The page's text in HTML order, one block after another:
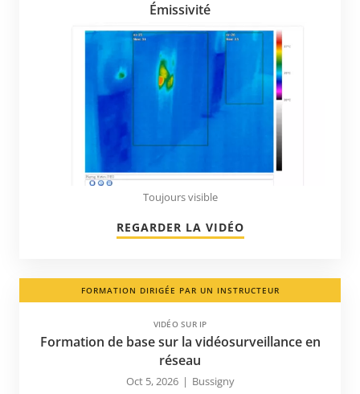
États-Unis d'Amérique
Îles Turques-et-Caïques
Émissivité
Toujours visible
REGARDER LA VIDÉO
FORMATION DIRIGÉE PAR UN INSTRUCTEUR
VIDÉO SUR IP
Formation de base sur la vidéosurveillance en
réseau
Oct 5, 2026 | Bussigny